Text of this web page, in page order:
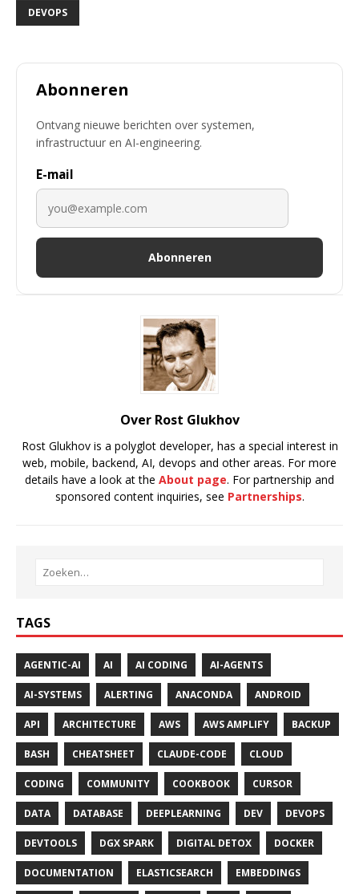
DEVOPS
Abonneren
Ontvang nieuwe berichten over systemen,
infrastructuur en AI-engineering.
E-mail
Abonneren
Over Rost Glukhov
Rost Glukhov is a polyglot developer, has a special interest in
web, mobile, backend, AI, devops and other areas. For more
details have a look at the About page. For partnership and
sponsored content inquiries, see Partnerships.
TAGS
AGENTIC-AI AI AI CODING AI-AGENTS
AI-SYSTEMS ALERTING ANACONDA ANDROID
API ARCHITECTURE AWS AWS AMPLIFY BACKUP
BASH CHEATSHEET CLAUDE-CODE CLOUD
CODING COMMUNITY COOKBOOK CURSOR
DATA DATABASE DEEPLEARNING DEV DEVOPS
DEVTOOLS DGX SPARK DIGITAL DETOX DOCKER
DOCUMENTATION ELASTICSEARCH EMBEDDINGS